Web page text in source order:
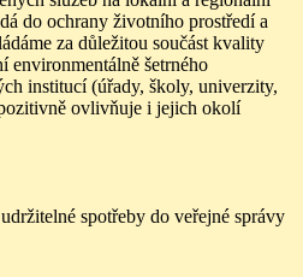
do ochrany životního prostředí a
za důležitou součást kvality
environmentálně šetrného
institucí (úřady, školy, univerzity,
ovlivňuje i jejich okolí
spotřeby do veřejné správy